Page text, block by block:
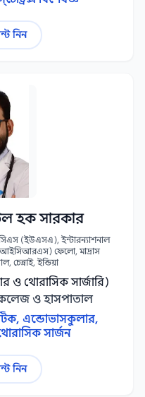
নিন
হক সারকার
(ইউএসএ), ইন্টারন্যাশনাল
ফেলো, মাদ্রাস
চেন্নাই, ইন্ডিয়া
ও থোরাসিক সার্জারি)
ও হাসপাতাল
এন্ডোভাসকুলার,
সার্জন
নিন